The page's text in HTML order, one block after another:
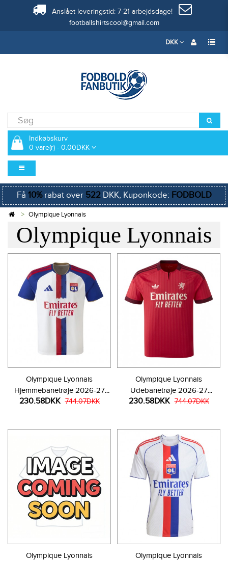
Anslået leveringstid: 7-21 arbejdsdage!
footballshirtscool@gmail.com
DKK
Indkøbskurv
0 vare(r) - 0.00DKK
Få 10%rabat over 522DKK, Kuponkode: FODBOLD
Olympique Lyonnais
Olympique Lyonnais
Olympique Lyonnais
Hjemmebanetrøje 2026-27
Kortærmet
230.58DKK 744.07DKK
Olympique Lyonnais
Udebanetrøje 2026-27
Kortærmet
230.58DKK 744.07DKK
Olympique Lyonnais
Olympique Lyonnais